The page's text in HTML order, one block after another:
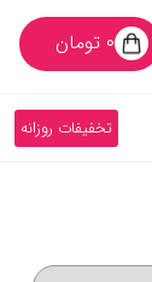
۰ تومان
تخفیفات روزانه